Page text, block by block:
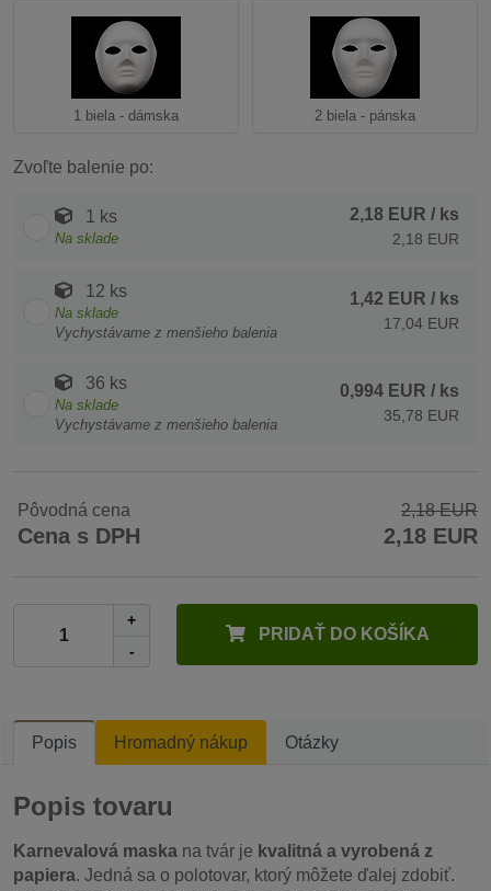
1 biela - dámska 2 biela - pánska
Zvoľte balenie po:
1 ks
Na sklade
2,18 EUR / ks
2,18 EUR
12 ks
Na sklade
Vychystávame z menšieho balenia
1,42 EUR / ks
17,04 EUR
36 ks
Na sklade
Vychystávame z menšieho balenia
0,994 EUR / ks
35,78 EUR
Pôvodná cena 2,18 EUR
Cena s DPH 2,18 EUR
+
-
PRIDAŤ DO KOŠÍKA
Popis Hromadný nákup Otázky
Popis tovaru
Karnevalová maska na tvár je kvalitná a vyrobená z
papiera. Jedná sa o polotovar, ktorý môžete ďalej zdobiť.